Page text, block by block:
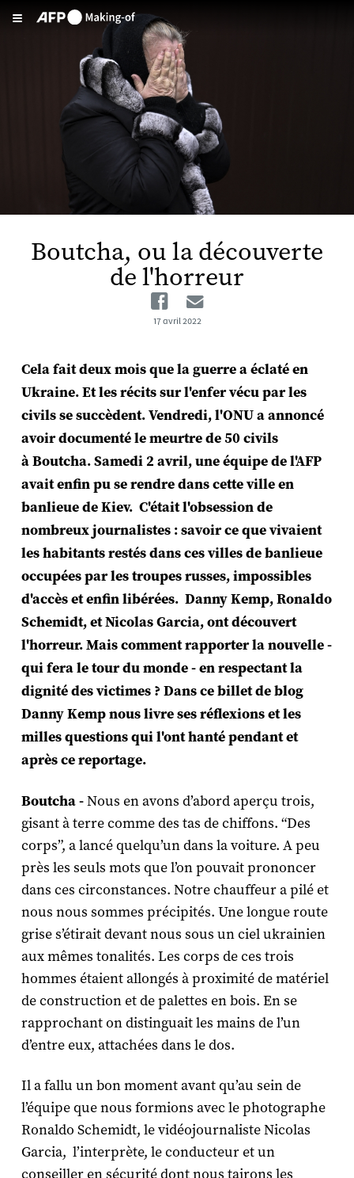
Aller au contenu principal
Boutcha, ou la découverte
de l'horreur
Facebook
17 avril 2022
Cela fait deux mois que la guerre a éclaté en
Ukraine. Et les récits sur l'enfer vécu par les
civils se succèdent. Vendredi, l'ONU a annoncé
avoir documenté le meurtre de 50 civils
à Boutcha. Samedi 2 avril, une équipe de l'AFP
avait enfin pu se rendre dans cette ville en
banlieue de Kiev. C'était l'obsession de
nombreux journalistes : savoir ce que vivaient
les habitants restés dans ces villes de banlieue
occupées par les troupes russes, impossibles
d'accès et enfin libérées. Danny Kemp, Ronaldo
Schemidt, et Nicolas Garcia, ont découvert
l'horreur. Mais comment rapporter la nouvelle -
qui fera le tour du monde - en respectant la
dignité des victimes ? Dans ce billet de blog
Danny Kemp nous livre ses réflexions et les
milles questions qui l'ont hanté pendant et
après ce reportage.
Boutcha -Nous en avons d’abord aperçu trois,
gisant à terre comme des tas de chiffons. “Des
corps”, a lancé quelqu’un dans la voiture. A peu
près les seuls mots que l’on pouvait prononcer
dans ces circonstances. Notre chauffeur a pilé et
nous nous sommes précipités. Une longue route
grise s’étirait devant nous sous un ciel ukrainien
aux mêmes tonalités. Les corps de ces trois
hommes étaient allongés à proximité de matériel
de construction et de palettes en bois. En se
rapprochant on distinguait les mains de l’un
d’entre eux, attachées dans le dos.
Il a fallu un bon moment avant qu’au sein de
l’équipe que nous formions avec le photographe
Ronaldo Schemidt, le vidéojournaliste Nicolas
Garcia, l’interprète, le conducteur et un
conseiller en sécurité dont nous tairons les